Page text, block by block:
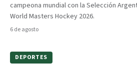
campeona mundial con la Selección
World Masters Hockey 2026.
6 de agosto
DEPORTES